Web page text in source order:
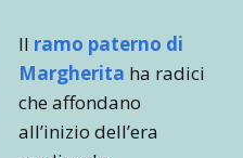
Il ramo paterno di
Margherita ha radici
che affondano
all’inizio dell’era